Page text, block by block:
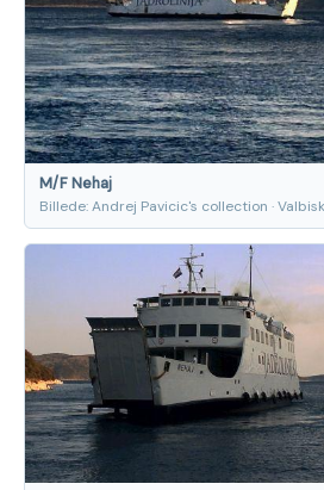
M/F Nehaj
Billede: Andrej Pavicic's collection ·